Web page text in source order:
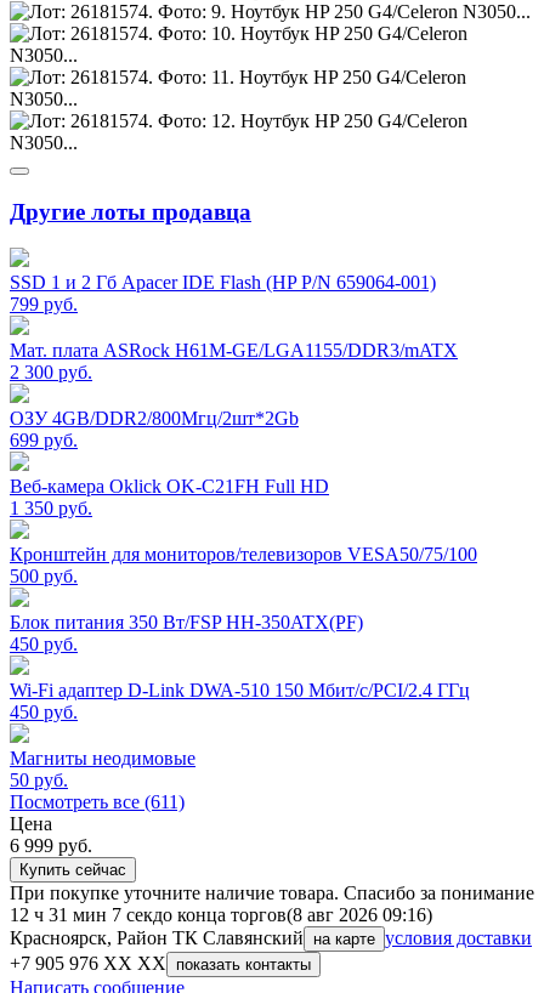
Другие лоты продавца
SSD 1 и 2 Гб Apacer IDE Flash (HP P/N 659064-001)
799 руб.
Мат. плата ASRock H61M-GE/LGA1155/DDR3/mATX
2 300 руб.
ОЗУ 4GB/DDR2/800Мгц/2шт*2Gb
699 руб.
Веб-камера Oklick OK-C21FH Full HD
1 350 руб.
Кронштейн для мониторов/телевизоров VESA50/75/100
500 руб.
Блок питания 350 Вт/FSP HH-350ATX(PF)
450 руб.
Wi-Fi адаптер D-Link DWA-510 150 Мбит/с/PCI/2.4 ГГц
450 руб.
Магниты неодимовые
50 руб.
Посмотреть все (611)
Цена
6 999 руб.
Купить сейчас
При покупке уточните наличие товара. Спасибо за понимание
12 ч 31 мин 7 секдо конца торгов(8 авг 2026 09:16)
Красноярск, Район ТК Славянский
на карте условия доставки
+7 905 976 XX XX
показать контакты
Написать сообщение